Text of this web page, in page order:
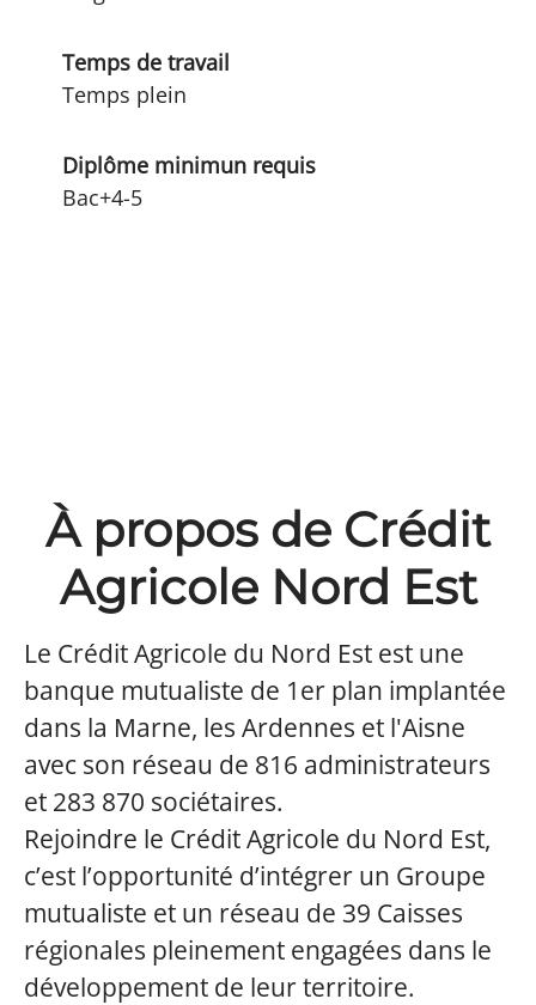
Temps de travail
Temps plein
Diplôme minimun requis
Bac+4-5
À propos de Crédit
Agricole Nord Est
Le Crédit Agricole du Nord Est est une
banque mutualiste de 1er plan implantée
dans la Marne, les Ardennes et l'Aisne
avec son réseau de 816 administrateurs
et 283 870 sociétaires.
Rejoindre le Crédit Agricole du Nord Est,
c’est l’opportunité d’intégrer un Groupe
mutualiste et un réseau de 39 Caisses
régionales pleinement engagées dans le
développement de leur territoire.